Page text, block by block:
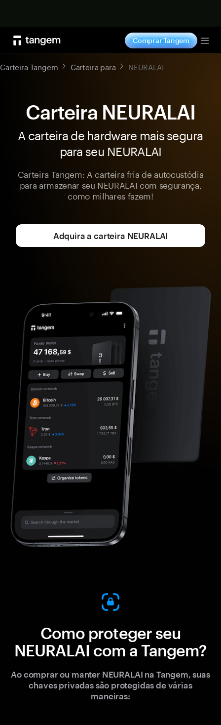
Comprar Tangem
Carteira Tangem Carteira para NEURALAI
Carteira NEURALAI
A carteira de hardware mais segura
para seu NEURALAI
Carteira Tangem: A carteira fria de autocustódia
para armazenar seu NEURALAI com segurança,
como milhares fazem!
Adquira a carteira NEURALAI
Como proteger seu
NEURALAI com a Tangem?
Ao comprar ou manter NEURALAI na Tangem, suas
chaves privadas são protegidas de várias
maneiras: